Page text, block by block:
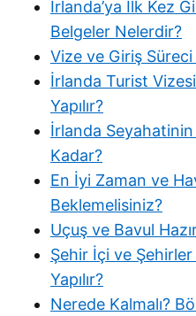
İrlanda’ya İlk Kez
Belgeler Nelerdir?
Vize ve Giriş Süreci
İrlanda Turist
Yapılır?
İrlanda
Kadar?
En İyi Zaman ve
Beklemelisiniz?
Uçuş ve Bavul
Şehir İçi ve Şehirler
Yapılır?
Nerede Kalmalı?